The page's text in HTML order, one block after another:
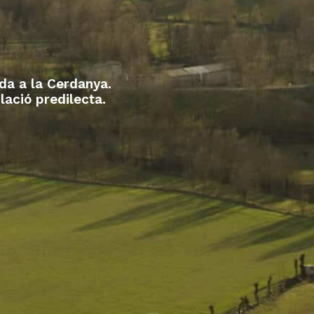
a la Cerdanya.
predilecta.